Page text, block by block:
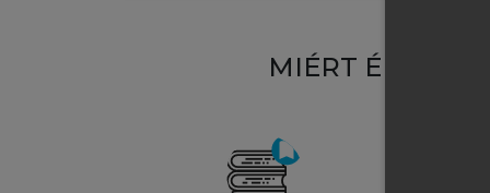
MIÉRT